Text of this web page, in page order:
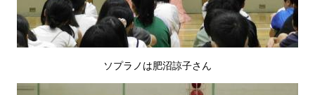
ソプラノは肥沼諒子さん